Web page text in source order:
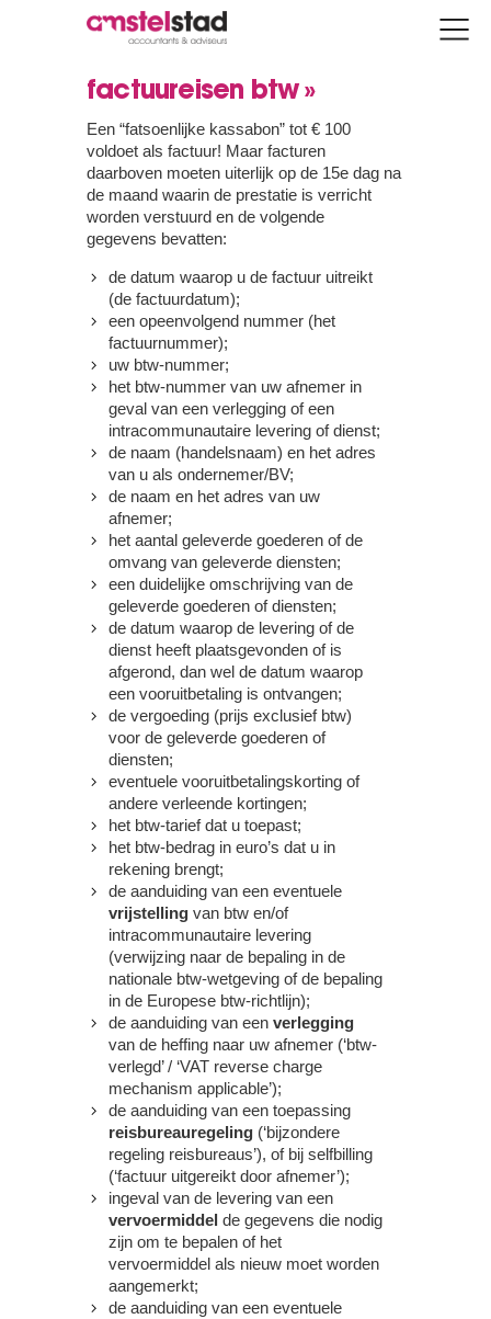
factuureisen btw »
Een “fatsoenlijke kassabon” tot € 100
voldoet als factuur! Maar facturen
daarboven moeten uiterlijk op de 15e dag na
de maand waarin de prestatie is verricht
worden verstuurd en de volgende
gegevens bevatten:
de datum waarop u de factuur uitreikt
(de factuurdatum);
een opeenvolgend nummer (het
factuurnummer);
uw btw-nummer;
het btw-nummer van uw afnemer in
geval van een verlegging of een
intracommunautaire levering of dienst;
de naam (handelsnaam) en het adres
van u als ondernemer/BV;
de naam en het adres van uw
afnemer;
het aantal geleverde goederen of de
omvang van geleverde diensten;
een duidelijke omschrijving van de
geleverde goederen of diensten;
de datum waarop de levering of de
dienst heeft plaatsgevonden of is
afgerond, dan wel de datum waarop
een vooruitbetaling is ontvangen;
de vergoeding (prijs exclusief btw)
voor de geleverde goederen of
diensten;
eventuele vooruitbetalingskorting of
andere verleende kortingen;
het btw-tarief dat u toepast;
het btw-bedrag in euro’s dat u in
rekening brengt;
de aanduiding van een eventuele
vrijstelling van btw en/of
intracommunautaire levering
(verwijzing naar de bepaling in de
nationale btw-wetgeving of de bepaling
in de Europese btw-richtlijn);
de aanduiding van een verlegging
van de heffing naar uw afnemer (‘btw-
verlegd’ / ‘VAT reverse charge
mechanism applicable’);
de aanduiding van een toepassing
reisbureauregeling (‘bijzondere
regeling reisbureaus’), of bij selfbilling
(‘factuur uitgereikt door afnemer’);
ingeval van de levering van een
vervoermiddel de gegevens die nodig
zijn om te bepalen of het
vervoermiddel als nieuw moet worden
aangemerkt;
de aanduiding van een eventuele